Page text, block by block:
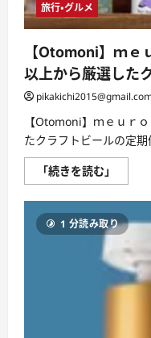
ッ
デ
メ
リ
ッ
ト!!
【徹
解
説】
に
つ
て
ら
に
読
む
旅行・グルメ
【Otomoni】ｍｅ
以上から厳選した
【Otomoni】ｍｅｕｒ
たクラフトビールの定期
「続きを読む」
ｍ
ｕ
ｒ
ｏ
ｎ
株
会
社
1900
1 分読み取り